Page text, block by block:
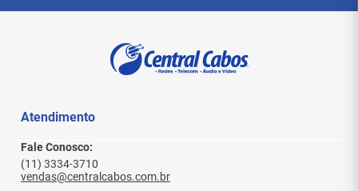
IDS e IPS integrados
Firewall corporativo avançado
Segmentação de rede com VLAN
Multi-WAN Inteligente
Balanceamento de carga
Atendimento
Fale Conosco:
(11) 3334-3710
vendas@centralcabos.com.br